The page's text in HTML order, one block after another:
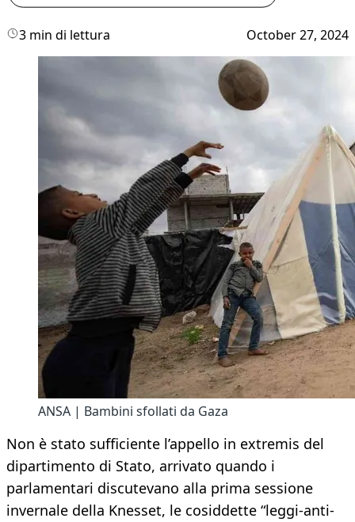
3 min di lettura October 27, 2024
ANSA | Bambini sfollati da Gaza
Non è stato sufficiente l’appello in extremis del
dipartimento di Stato, arrivato quando i
parlamentari discutevano alla prima sessione
invernale della Knesset, le cosiddette “leggi-anti-